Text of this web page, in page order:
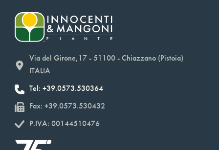
Via del Girone,17 - 51100 - Chiazzano (Pistoia)
ITALIA
Tel: +39.0573.530364
Fax: +39.0573.530432
P.IVA: 00144510476